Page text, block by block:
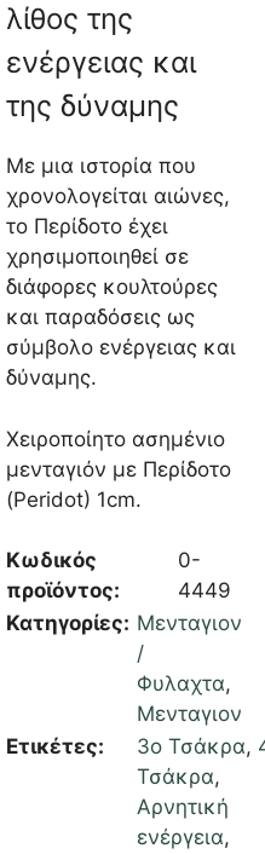
λίθος της
ενέργειας και
της δύναμης
Με μια ιστορία που
χρονολογείται αιώνες,
το Περίδοτο έχει
χρησιμοποιηθεί σε
διάφορες κουλτούρες
και παραδόσεις ως
σύμβολο ενέργειας και
δύναμης.
Χειροποίητο ασημένιο
μενταγιόν με Περίδοτο
(Peridot) 1cm.
Κωδικός
προϊόντος:
0-
4449
Κατηγορίες: Μενταγιον
/
Φυλαχτα,
Μενταγιον
Ετικέτες:
3ο Τσάκρα,
Τσάκρα,
Αρνητική
ενέργεια,